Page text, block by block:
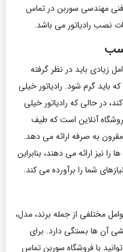
مهندسی سوربن در تماس
نصب رادیاتور می باشد.
زیادی باید در نظر گرفته
باید گرم شود. رادیاتور خیلی
در حالی که رادیاتور خیلی
آنلاین است که طیف
مقرون به صرفه ارائه می دهد.
نیز ارائه می دهند، بنابراین
شما را برآورده می کند.
مختلفی از جمله برند، مدل،
آن ها بستگی دارد. برای
با فروشگاه سوربن تماس